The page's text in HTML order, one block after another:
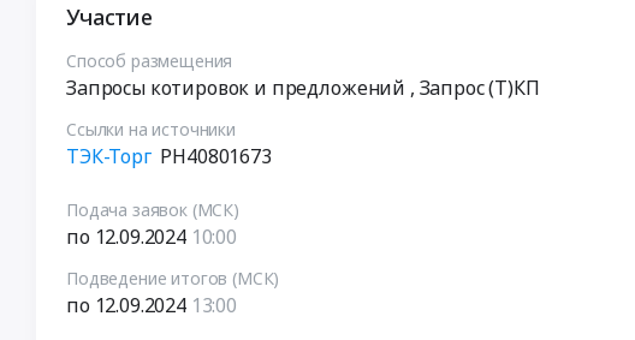
Участие
Способ размещения
Запросы котировок и предложений , Запрос (Т)КП
Ссылки на источники
ТЭК-Торг РН40801673
Подача заявок (МСК)
по 12.09.2024 10:00
Подведение итогов (МСК)
по 12.09.2024 13:00